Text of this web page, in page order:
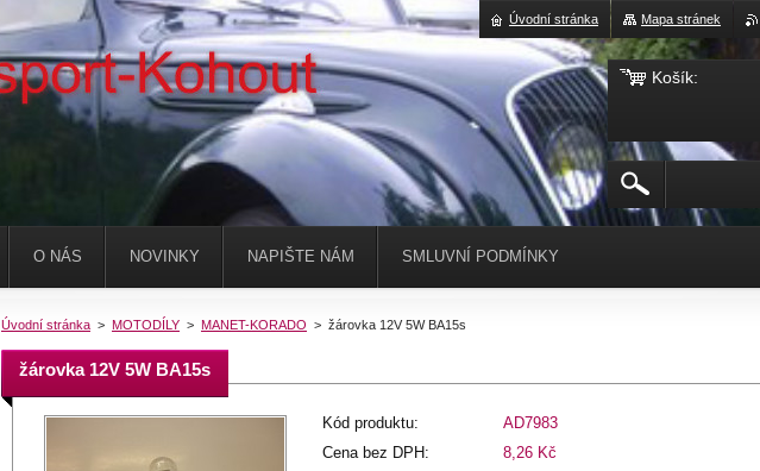
Úvodní stránka > MOTODÍLY > MANET-KORADO > žárovka 12V 5W BA15s
žárovka 12V 5W BA15s
Kód produktu:
AD7983
Cena bez DPH:
8,26 Kč
O NÁS NOVINKY NAPIŠTE NÁM SMLUVNÍ PODMÍNKY
Mapa stránek
Úvodní stránka
Košík: